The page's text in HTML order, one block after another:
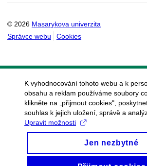
© 2026 Masarykova univerzita
Správce webu
Cookies
K vyhodnocování tohoto webu a k
obsahu a reklam používáme soubory
klikněte na „přijmout cookies",
souhlas k jejich uložení, správě a
Upravit možnosti
Jen nezbytné